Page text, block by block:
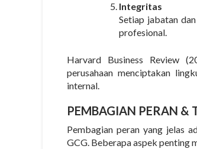
Integritas
Setiap jabatan
profesional.
Harvard Business Review
perusahaan menciptakan
internal.
PEMBAGIAN PERAN &
Pembagian peran yang jelas
GCG. Beberapa aspek penting